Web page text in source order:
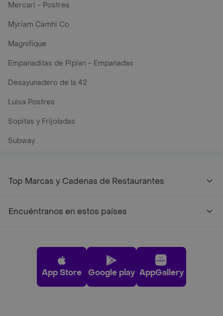
Mercari - Postres
Myriam Camhi Co
Magnifique
Empanaditas de Pipian - Empanadas
Desayunadero de la 42
Luisa Postres
Sopitas y Frijoladas
Subway
Top Marcas y Cadenas de Restaurantes
Encuéntranos en estos países
App Store Google play AppGallery